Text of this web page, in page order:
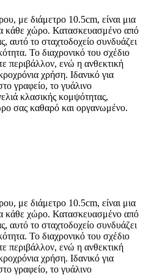
με διάμετρο 10.5cm, είναι μια
κάθε χώρο. Κατασκευασμένο από
αυτό το σταχτοδοχείο συνδυάζει
Το διαχρονικό του σχέδιο
περιβάλλον, ενώ η ανθεκτική
χρήση. Ιδανικό για
γραφείο, το γυάλινο
κλασικής κομψότητας,
σας καθαρό και οργανωμένο.
με διάμετρο 10.5cm, είναι μια
κάθε χώρο. Κατασκευασμένο από
αυτό το σταχτοδοχείο συνδυάζει
Το διαχρονικό του σχέδιο
περιβάλλον, ενώ η ανθεκτική
χρήση. Ιδανικό για
γραφείο, το γυάλινο